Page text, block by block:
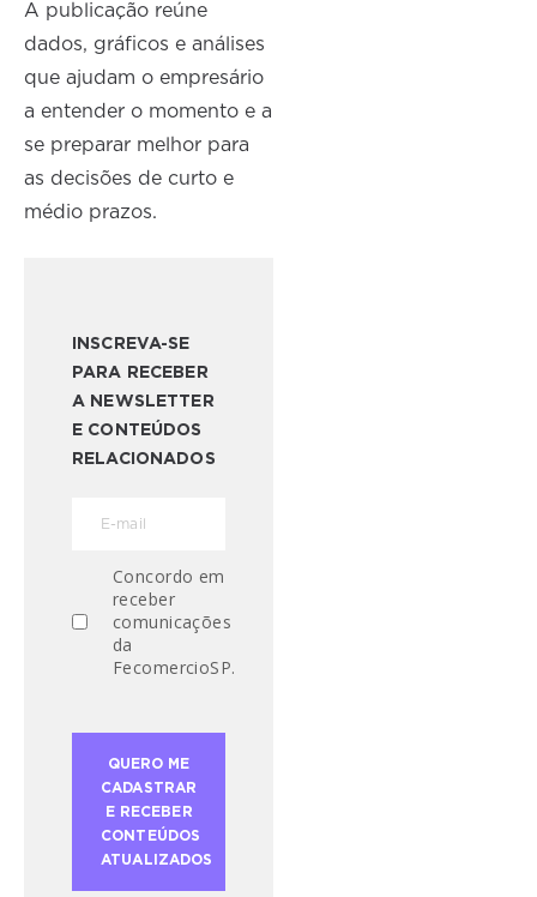
A publicação reúne
dados, gráficos e análises
que ajudam o empresário
a entender o momento e a
se preparar melhor para
as decisões de curto e
médio prazos.
INSCREVA-SE
PARA RECEBER
A NEWSLETTER
E CONTEÚDOS
RELACIONADOS
Concordo em
receber
comunicações
da
FecomercioSP.